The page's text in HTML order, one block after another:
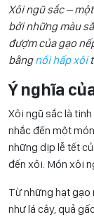
Xôi ngũ sắc –
bởi những màu
đượm của gạo
bằngnồi hấp xôi
Ý nghĩa
Xôi ngũ sắc là
nhắc đến một
những dịp lễ tết
đến xôi. Món xôi
Từ những hạt gạo
như lá cây, quả